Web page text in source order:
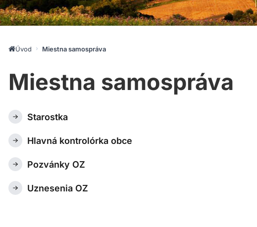
Úvod Miestna samospráva
Miestna samospráva
Starostka
Hlavná kontrolórka obce
Pozvánky OZ
Uznesenia OZ